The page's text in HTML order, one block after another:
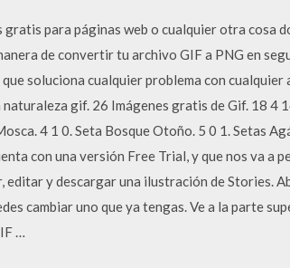
para páginas web o cualquier otra cosa
de convertir tu archivo GIF a PNG en
soluciona cualquier problema con
gif. 26 Imágenes gratis de Gif. 18 4
4 1 0. Seta Bosque Otoño. 5 0 1. Setas
con una versión Free Trial, y que nos va a
editar y descargar una ilustración de Stories.
cambiar uno que ya tengas. Ve a la parte
…